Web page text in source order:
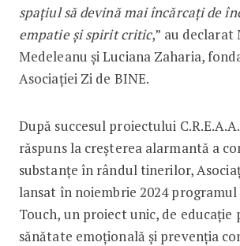
spațiul să devină mai încărcați de
empatie și spirit critic,” au declarat
Medeleanu și Luciana Zaharia,
Asociației Zi de BINE.
După succesul proiectului
răspuns la creșterea alarmantă a
substanțe în rândul tinerilor,
lansat în noiembrie 2024 programul
Touch, un proiect unic, de educație
sănătate emoțională și prevenția